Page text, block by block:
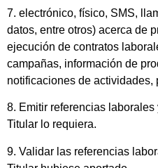
7. electrónico, físico, SMS,
datos, entre otros) acerca de
ejecución de contratos
campañas, información de
notificaciones de actividades,
8. Emitir referencias
Titular lo requiera.
9. Validar las referencias